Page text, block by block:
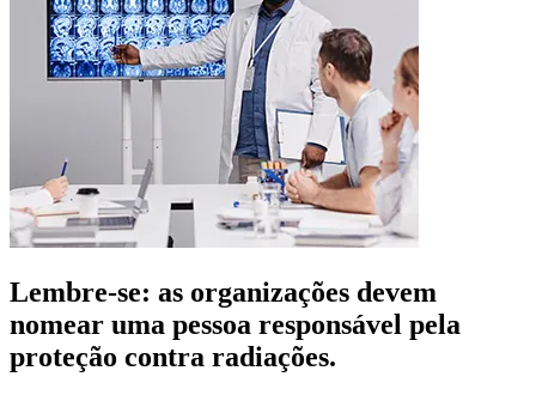
Lembre-se: as organizações devem
nomear uma pessoa responsável pela
proteção contra radiações.